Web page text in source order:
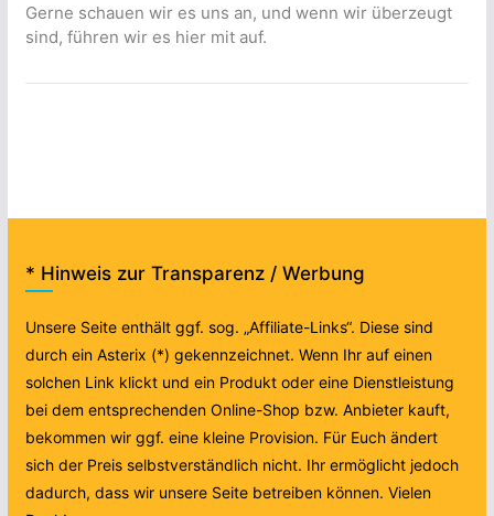
Gerne schauen wir es uns an, und wenn wir überzeugt
sind, führen wir es hier mit auf.
* Hinweis zur Transparenz / Werbung
Unsere Seite enthält ggf. sog. „Affiliate-Links“. Diese sind
durch ein Asterix (*) gekennzeichnet. Wenn Ihr auf einen
solchen Link klickt und ein Produkt oder eine Dienstleistung
bei dem entsprechenden Online-Shop bzw. Anbieter kauft,
bekommen wir ggf. eine kleine Provision. Für Euch ändert
sich der Preis selbstverständlich nicht. Ihr ermöglicht jedoch
dadurch, dass wir unsere Seite betreiben können. Vielen